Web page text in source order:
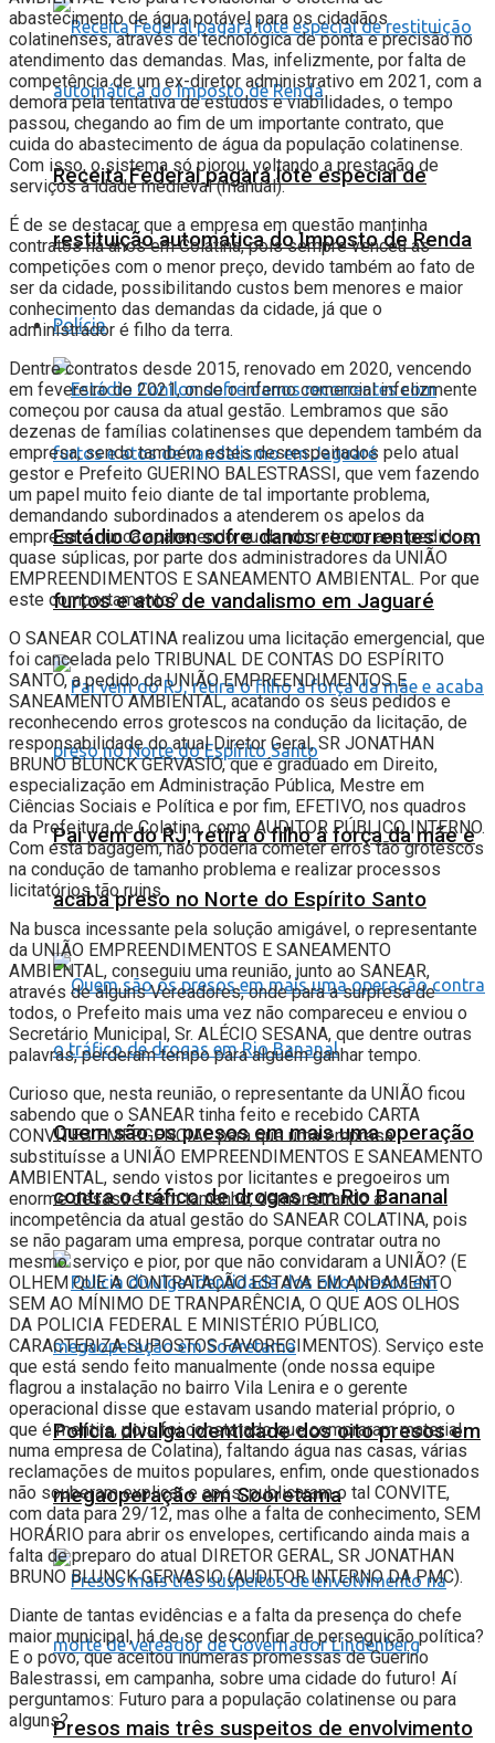
Receita Federal pagará lote especial de
restituição automática do Imposto de Renda
Polícia
Estádio Conilon sofre danos recorrentes com
furtos e atos de vandalismo em Jaguaré
Pai vem do RJ, retira o filho à força da mãe e
acaba preso no Norte do Espírito Santo
Quem são os presos em mais uma operação
contra o tráfico de drogas em Rio Bananal
Polícia divulga identidade dos oito presos em
megaoperação em Sooretama
Presos mais três suspeitos de envolvimento
abastecimento de água potável para os cidadãos
colatinenses, através de tecnológica de ponta e precisão no
atendimento das demandas. Mas, infelizmente, por falta de
competência de um ex-diretor administrativo em 2021, com a
demora pela tentativa de estudos e viabilidades, o tempo
passou, chegando ao fim de um importante contrato, que
cuida do abastecimento de água da população colatinense.
Com isso, o sistema só piorou, voltando a prestação de
serviços à idade medieval (manual).
É de se destacar que a empresa em questão mantinha
contratos há anos em Colatina, pois sempre venceu as
competições com o menor preço, devido também ao fato de
ser da cidade, possibilitando custos bem menores e maior
conhecimento das demandas da cidade, já que o
administrador é filho da terra.
Dentre contratos desde 2015, renovado em 2020, vencendo
em fevereiro de 2021, onde o inferno comercial infelizmente
começou por causa da atual gestão. Lembramos que são
dezenas de famílias colatinenses que dependem também da
empresa, sendo também estes desrespeitados pelo atual
gestor e Prefeito GUERINO BALESTRASSI, que vem fazendo
um papel muito feio diante de tal importante problema,
demandando subordinados a atenderem os apelos da
empresa e nunca aparecendo ou dando retorno aos pedidos,
quase súplicas, por parte dos administradores da UNIÃO
EMPREENDIMENTOS E SANEAMENTO AMBIENTAL. Por que
este comportamento?
O SANEAR COLATINA realizou uma licitação emergencial, que
foi cancelada pelo TRIBUNAL DE CONTAS DO ESPÍRITO
SANTO, a pedido da UNIÃO EMPREENDIMENTOS E
SANEAMENTO AMBIENTAL, acatando os seus pedidos e
reconhecendo erros grotescos na condução da licitação, de
responsabilidade do atual Diretor Geral, SR JONATHAN
BRUNO BLUNCK GERVASIO, que é graduado em Direito,
especialização em Administração Pública, Mestre em
Ciências Sociais e Política e por fim, EFETIVO, nos quadros
da Prefeitura de Colatina, como AUDITOR PÚBLICO INTERNO.
Com esta bagagem, não poderia cometer erros tão grotescos
na condução de tamanho problema e realizar processos
licitatórios tão ruins.
Na busca incessante pela solução amigável, o representante
da UNIÃO EMPREENDIMENTOS E SANEAMENTO
AMBIENTAL, conseguiu uma reunião, junto ao SANEAR,
através de alguns Vereadores, onde para a surpresa de
todos, o Prefeito mais uma vez não compareceu e enviou o
Secretário Municipal, Sr. ALÉCIO SESANA, que dentre outras
palavras, perderam tempo para alguém ganhar tempo.
Curioso que, nesta reunião, o representante da UNIÃO ficou
sabendo que o SANEAR tinha feito e recebido CARTA
CONVITES EMERGENCIAL para que uma empresa
substituísse a UNIÃO EMPREENDIMENTOS E SANEAMENTO
AMBIENTAL, sendo vistos por licitantes e pregoeiros um
enorme desastre sem tamanho, demonstrando a
incompetência da atual gestão do SANEAR COLATINA, pois
se não pagaram uma empresa, porque contratar outra no
mesmo serviço e pior, por que não convidaram a UNIÃO? (E
OLHEM QUE A CONTRATAÇÃO ESTAVA EM ANDAMENTO
SEM AO MÍNIMO DE TRANPARÊNCIA, O QUE AOS OLHOS
DA POLICIA FEDERAL E MINISTÉRIO PÚBLICO,
CARACTERIZA SUPOSTOS FAVORECIMENTOS). Serviço este
que está sendo feito manualmente (onde nossa equipe
flagrou a instalação no bairro Vila Lenira e o gerente
operacional disse que estavam usando material próprio, o
que é mentira, pois foi constatado que compraram material
numa empresa de Colatina), faltando água nas casas, várias
reclamações de muitos populares, enfim, onde questionados
não souberam explicar e após, publicaram o tal CONVITE,
com data para 29/12, mas olhe a falta de conhecimento, SEM
HORÁRIO para abrir os envelopes, certificando ainda mais a
falta de preparo do atual DIRETOR GERAL, SR JONATHAN
BRUNO BLUNCK GERVASIO (AUDITOR INTERNO DA PMC).
Diante de tantas evidências e a falta da presença do chefe
maior municipal, há de se desconfiar de perseguição política?
E o povo, que aceitou inúmeras promessas de Guerino
Balestrassi, em campanha, sobre uma cidade do futuro! Aí
perguntamos: Futuro para a população colatinense ou para
alguns?